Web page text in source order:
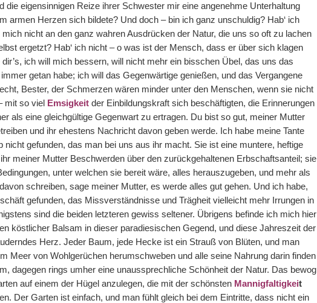
die eigensinnigen Reize ihrer Schwester mir eine angenehme Unterhaltung
armen Herzen sich bildete? Und doch – bin ich ganz unschuldig? Hab‘ ich
nicht an den ganz wahren Ausdrücken der Natur, die uns so oft zu lachen
ergetzt? Hab‘ ich nicht – o was ist der Mensch, dass er über sich klagen
ich will mich bessern, will nicht mehr ein bisschen Übel, das uns das
immer getan habe; ich will das Gegenwärtige genießen, und das Vergangene
Bester, der Schmerzen wären minder unter den Menschen, wenn sie nicht
mit so viel Emsigkeit der Einbildungskraft sich beschäftigten, die Erinnerungen
als eine gleichgültige Gegenwart zu ertragen. Du bist so gut, meiner Mutter
und ihr ehestens Nachricht davon geben werde. Ich habe meine Tante
gefunden, das man bei uns aus ihr macht. Sie ist eine muntere, heftige
meiner Mutter Beschwerden über den zurückgehaltenen Erbschaftsanteil; sie
unter welchen sie bereit wäre, alles herauszugeben, und mehr als
schreiben, sage meiner Mutter, es werde alles gut gehen. Und ich habe,
gefunden, das Missverständnisse und Trägheit vielleicht mehr Irrungen in
sind die beiden letzteren gewiss seltener. Übrigens befinde ich mich hier
köstlicher Balsam in dieser paradiesischen Gegend, und diese Jahreszeit der
Herz. Jeder Baum, jede Hecke ist ein Strauß von Blüten, und man
Meer von Wohlgerüchen herumschweben und alle seine Nahrung darin finden
dagegen rings umher eine unaussprechliche Schönheit der Natur. Das bewog
auf einem der Hügel anzulegen, die mit der schönsten Mannigfaltigkeit
Der Garten ist einfach, und man fühlt gleich bei dem Eintritte, dass nicht ein